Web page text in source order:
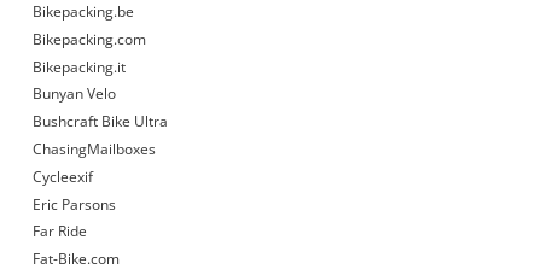
Bikepacking.be
Bikepacking.com
Bikepacking.it
Bunyan Velo
Bushcraft Bike Ultra
ChasingMailboxes
Cycleexif
Eric Parsons
Far Ride
Fat-Bike.com